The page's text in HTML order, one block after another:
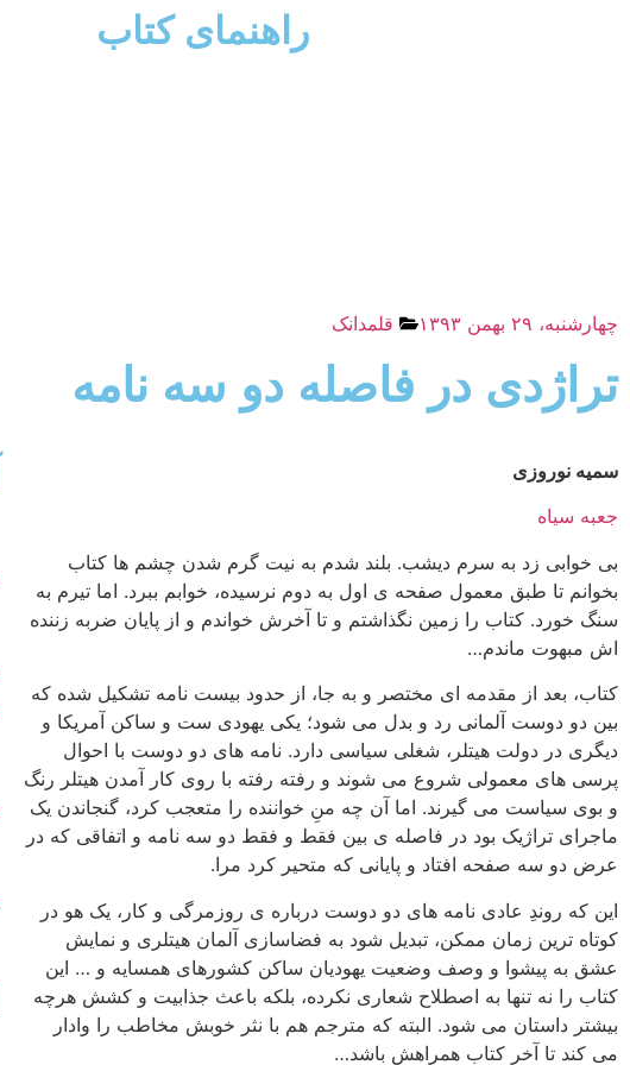
راهنمای کتاب
چهارشنبه، ۲۹ بهمن ۱۳۹۳ قلمدانک
تراژدی در فاصله دو سه نامه
سمیه نوروزی
جعبه سیاه
بی خوابی زد به سرم دیشب. بلند شدم به نیت گرم شدن چشم ها کتاب
بخوانم تا طبق معمول صفحه ی اول به دوم نرسیده، خوابم ببرد. اما تیرم به
سنگ خورد. کتاب را زمین نگذاشتم و تا آخرش خواندم و از پایان ضربه زننده
اش مبهوت ماندم…
کتاب، بعد از مقدمه ای مختصر و به جا، از حدود بیست نامه تشکیل شده که
بین دو دوست آلمانی رد و بدل می شود؛ یکی یهودی ست و ساکن آمریکا و
دیگری در دولت هیتلر، شغلی سیاسی دارد. نامه های دو دوست با احوال
پرسی های معمولی شروع می شوند و رفته رفته با روی کار آمدن هیتلر رنگ
و بوی سیاست می گیرند. اما آن چه منِ خواننده را متعجب کرد، گنجاندن یک
ماجرای تراژیک بود در فاصله ی بین فقط و فقط دو سه نامه و اتفاقی که در
عرض دو سه صفحه افتاد و پایانی که متحیر کرد مرا.
این که روندِ عادی نامه های دو دوست درباره ی روزمرگی و کار، یک هو در
کوتاه ترین زمان ممکن، تبدیل شود به فضاسازی آلمان هیتلری و نمایش
عشق به پیشوا و وصف وضعیت یهودیان ساکن کشورهای همسایه و … این
کتاب را نه تنها به اصطلاح شعاری نکرده، بلکه باعث جذابیت و کشش هرچه
بیشتر داستان می شود. البته که مترجم هم با نثر خوبش مخاطب را وادار
می کند تا آخر کتاب همراهش باشد…